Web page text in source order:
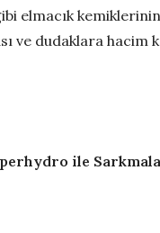
elmacık kemiklerinin
ve dudaklara hacim
ile